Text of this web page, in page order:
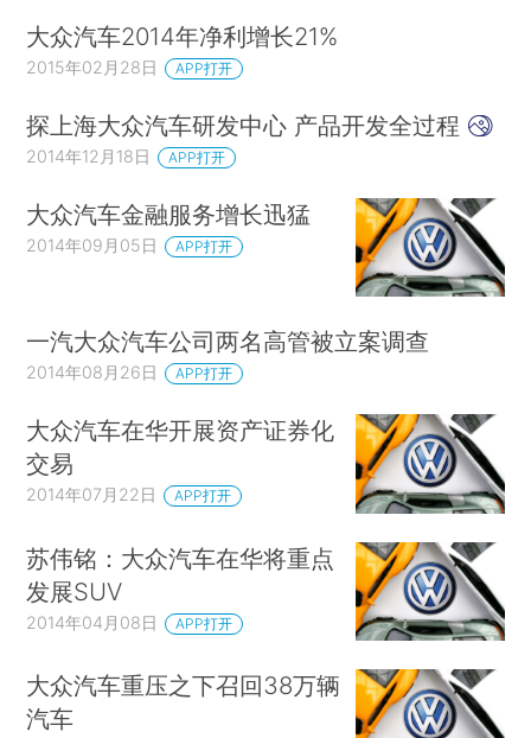
大众汽车2014年净利增长21%
2015年02月28日 APP打开
探上海大众汽车研发中心 产品开发全过程
2014年12月18日 APP打开
大众汽车金融服务增长迅猛
2014年09月05日 APP打开
一汽大众汽车公司两名高管被立案调查
2014年08月26日 APP打开
大众汽车在华开展资产证券化
交易
2014年07月22日 APP打开
苏伟铭：大众汽车在华将重点
发展SUV
2014年04月08日 APP打开
大众汽车重压之下召回38万辆
汽车